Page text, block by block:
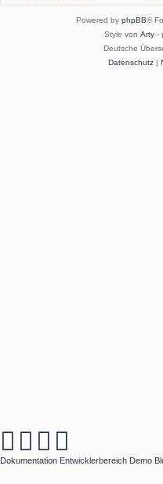
Powered by phpBB®
Style von Arty -
Deutsche
Datenschutz|
Dokumentation Entwicklerbereich Demo